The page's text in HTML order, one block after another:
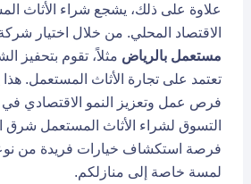
علاوة على ذلك، يشجع شراء الأثاث
الاقتصاد المحلي. من خلال اختيار
مستعمل بالرياض مثلاً، تقوم بتحفيز
تعتمد على تجارة الأثاث المستعمل.
فرص عمل وتعزيز النمو الاقتصادي في
التسوق لشراء الأثاث المستعمل شرق
فرصة استكشاف خيارات فريدة من
لمسة خاصة إلى منازلكم.